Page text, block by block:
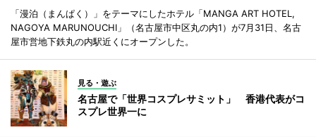
「漫泊（まんぱく）」をテーマにしたホテル「MANGA ART HOTEL,
NAGOYA MARUNOUCHI」（名古屋市中区丸の内1）が7月31日、名古
屋市営地下鉄丸の内駅近くにオープンした。
見る・遊ぶ
名古屋で「世界コスプレサミット」 香港代表がコ
スプレ世界一に